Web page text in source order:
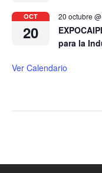
OCT
20
20 octubre
para la
Ver Calendario